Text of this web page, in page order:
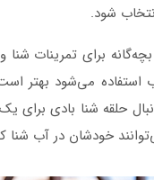
شود.
برای تمرینات
استفاده می‌شود بهتر
حلقه شنا بادی برای
خودشان در آب شنا